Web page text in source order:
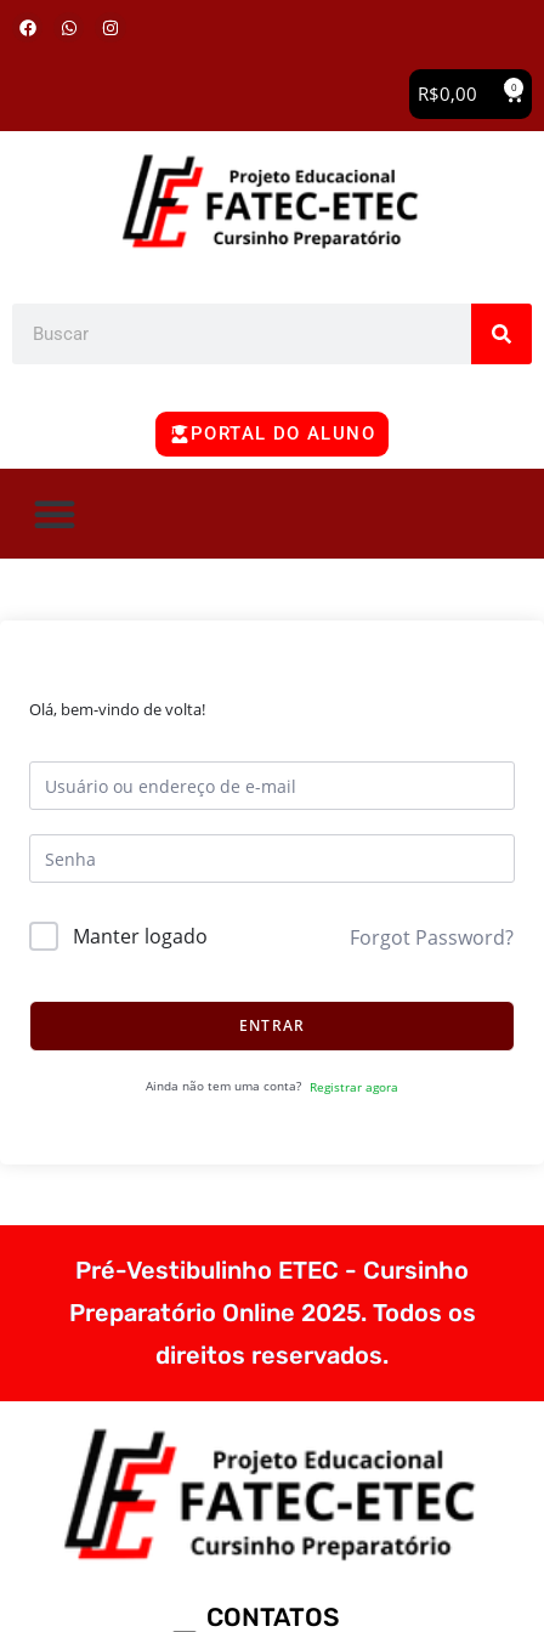
R$0,00 0
PORTAL DO ALUNO
Olá, bem-vindo de volta!
Manter logado Forgot Password?
ENTRAR
Ainda não tem uma conta? Registrar agora
Pré-Vestibulinho ETEC - Cursinho
Preparatório Online 2025. Todos os
direitos reservados.
CONTATOS